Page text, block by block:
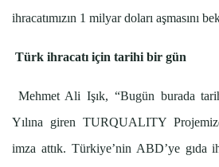
ihracatımızın 1 milyar doları aşmasını
Türk ihracatı için tarihi bir gün
Mehmet Ali Işık, “Bugün burada
Yılına giren TURQUALITY
imza attık. Türkiye’nin ABD’ye gıda